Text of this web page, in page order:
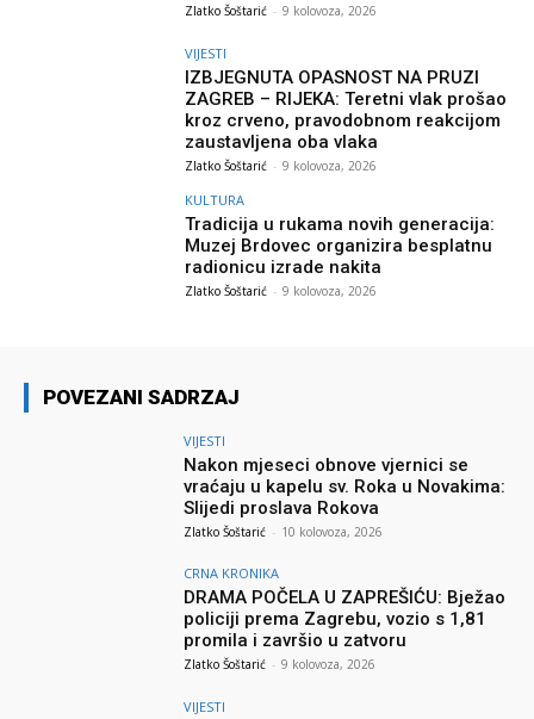
Zlatko Šoštarić - 9 kolovoza, 2026
VIJESTI
IZBJEGNUTA OPASNOST NA PRUZI
ZAGREB – RIJEKA: Teretni vlak prošao
kroz crveno, pravodobnom reakcijom
zaustavljena oba vlaka
Zlatko Šoštarić - 9 kolovoza, 2026
KULTURA
Tradicija u rukama novih generacija:
Muzej Brdovec organizira besplatnu
radionicu izrade nakita
Zlatko Šoštarić - 9 kolovoza, 2026
POVEZANI SADRZAJ
VIJESTI
Nakon mjeseci obnove vjernici se
vraćaju u kapelu sv. Roka u Novakima:
Slijedi proslava Rokova
Zlatko Šoštarić - 10 kolovoza, 2026
CRNA KRONIKA
DRAMA POČELA U ZAPREŠIĆU: Bježao
policiji prema Zagrebu, vozio s 1,81
promila i završio u zatvoru
Zlatko Šoštarić - 9 kolovoza, 2026
VIJESTI